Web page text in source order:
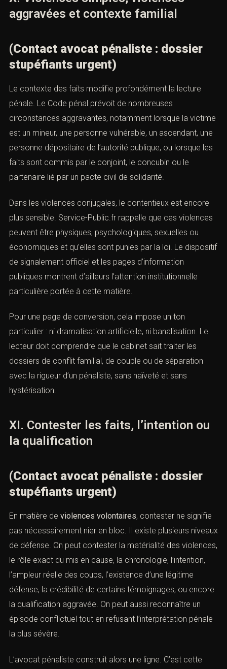
Sur le plan de la conversion, c’est un élément fort :
beaucoup de lecteurs cherchent un avocat au moment
répondre à cette inquiétude concrète : oui, c’est un point
majeur du dossier ; non, ce n’est pas le seul ; oui, il faut
X. Violences simples, violences
aggravées et contexte familial
(Contact avocat pénaliste : dossier
stupéfiants urgent)
Le contexte des faits modifie profondément la lecture
pénale. LeCode pénal prévoit de nombreuses
circonstances aggravantes, notamment lorsque la
victime est un mineur, une personne vulnérable, un
ascendant, une personne dépositaire de l’autorité
publique, ou lorsque les faits sont commis par le
conjoint, le concubin ou le partenaire lié par un pacte civil
Dans les violences conjugales, le contentieux est encore
plus sensible. Service-Public.fr rappelle que ces
violences peuvent être physiques, psychologiques,
sexuelles ou économiques et qu’elles sont punies par la
loi. Le dispositif de signalement officiel et les pages
institutionnelle particulière portée à cette matière.
Pour une page de conversion, cela impose un ton
lecteur doit comprendre que le cabinet sait traiter les
dossiers de conflit familial, de couple ou de séparation
XI. Contester les faits, l’intention ou
la qualification
(Contact avocat pénaliste : dossier
stupéfiants urgent)
signifie pas nécessairement nier en bloc. Il existe